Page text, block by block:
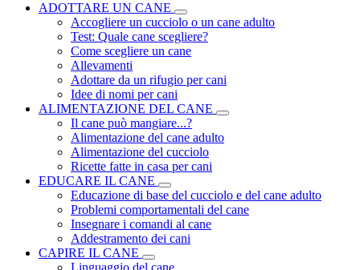
ADOTTARE UN CANE
Accogliere un cucciolo o un cane adulto
Test: Quale cane scegliere?
Come scegliere un cane
Allevamenti
Adottare da un rifugio per cani
Idee di nomi per cani
ALIMENTAZIONE DEL CANE
Il cane può mangiare...?
Alimentazione del cane adulto
Alimentazione del cucciolo
Ricette fatte in casa per cani
EDUCARE IL CANE
Educazione di base del cucciolo e del cane adulto
Problemi comportamentali del cane
Insegnare i comandi al cane
Addestramento dei cani
CAPIRE IL CANE
Linguaggio del cane